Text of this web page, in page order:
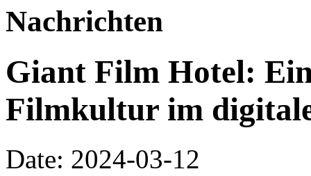
Nachrichten
Giant Film Hotel:
Filmkultur im
Date: 2024-03-12